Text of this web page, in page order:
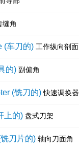
缝角
(车刀的) 工作纵向剖面
的) 副偏角
(铣刀的) 快速调换器
上的) 盘式刀架
刀片的) 轴向刀面角